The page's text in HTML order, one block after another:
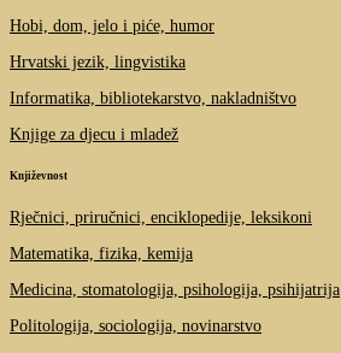
Hobi, dom, jelo i piće, humor
Hrvatski jezik, lingvistika
Informatika, bibliotekarstvo, nakladništvo
Knjige za djecu i mladež
Književnost
Rječnici, priručnici, enciklopedije, leksikoni
Matematika, fizika, kemija
Medicina, stomatologija, psihologija, psihijatrija
Politologija, sociologija, novinarstvo